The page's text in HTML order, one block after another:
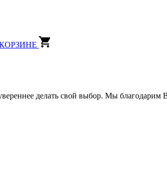
делать свой выбор. Мы благодарим